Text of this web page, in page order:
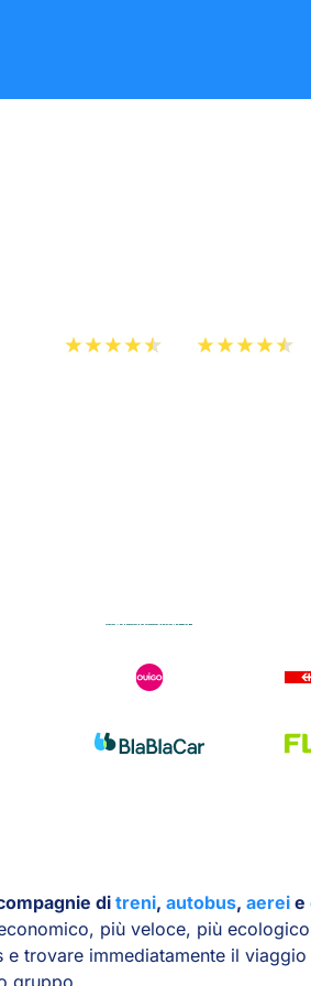
di treni, autobus, aerei e
più veloce, più
trovare immediatamente il
gruppo.